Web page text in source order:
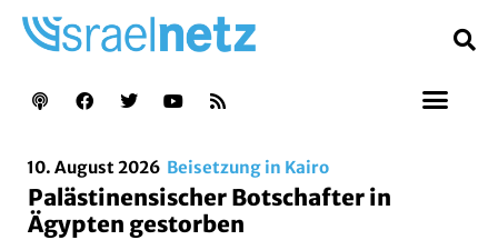
10. August 2026 Beisetzung in Kairo
Palästinensischer Botschafter in
Ägypten gestorben